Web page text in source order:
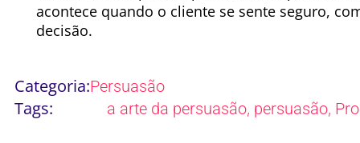
acontece quando o cliente se sente seguro,
decisão.
Categoria:Persuasão
Tags: a arte da persuasão, persuasão,